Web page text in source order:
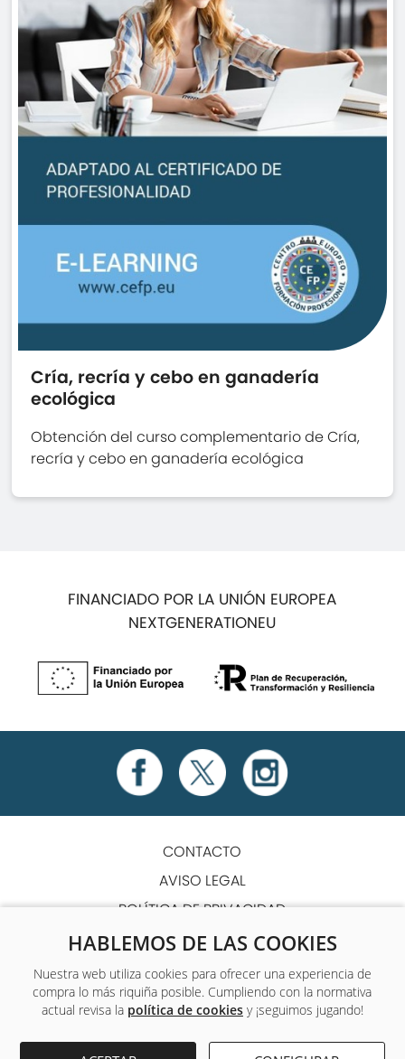
HABLEMOS DE LAS COOKIES
Nuestra web utiliza cookies para ofrecer una experiencia de
compra lo más riquiña posible. Cumpliendo con la normativa
actual revisa la política de cookiesy ¡seguimos jugando!
Cría, recría y cebo en ganadería
ecológica
Obtención del curso complementario de Cría,
recría y cebo en ganadería ecológica
FINANCIADO POR LA UNIÓN EUROPEA
NEXTGENERATIONEU
CONTACTO
AVISO LEGAL
POLÍTICA DE PRIVACIDAD
POLÍTICA DE COOKIES
TÉRMINOS Y CONDICIONES
ACCESIBILIDAD
Único centro de formación y empleo que ofrece a sus